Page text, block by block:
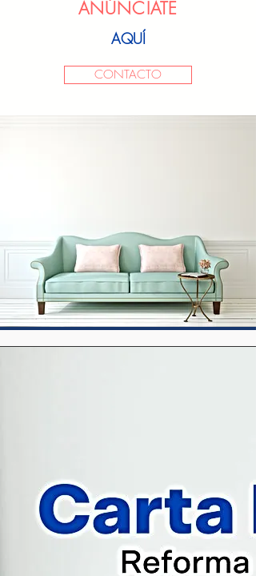
ANÚNCIATE
AQUÍ
CONTACTO